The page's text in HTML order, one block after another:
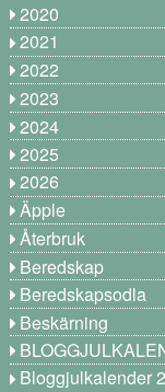
2020
2021
2022
2023
2024
2025
2026
Äpple
Återbruk
Beredskap
Beredskapsodla
Beskärning
Bloggjulkalender